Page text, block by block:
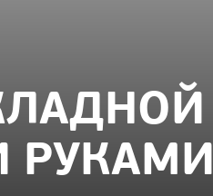
РУКАМИ